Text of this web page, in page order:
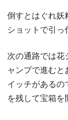
倒すとはぐれ妖
ショットで引っ
次の通路では花
ャンプで進むと
イッチがあるの
を残して宝箱を